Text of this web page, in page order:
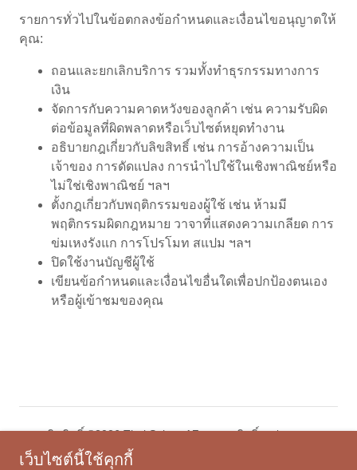
รายการทั่วไปในข้อตกลงข้อกำหนดและเงื่อนไขอนุญาตให้
คุณ:
ถอนและยกเลิกบริการ รวมทั้งทำธุรกรรมทางการ
เงิน
จัดการกับความคาดหวังของลูกค้า เช่น ความรับผิด
ต่อข้อมูลที่ผิดพลาดหรือเว็บไซต์หยุดทำงาน
อธิบายกฎเกี่ยวกับลิขสิทธิ์ เช่น การอ้างความเป็น
เจ้าของ การดัดแปลง การนำไปใช้ในเชิงพาณิชย์หรือ
ไม่ใช่เชิงพาณิชย์ ฯลฯ
ตั้งกฎเกี่ยวกับพฤติกรรมของผู้ใช้ เช่น ห้ามมี
พฤติกรรมผิดกฎหมาย วาจาที่แสดงความเกลียด การ
ข่มเหงรังแก การโปรโมท สแปม ฯลฯ
ปิดใช้งานบัญชีผู้ใช้
เขียนข้อกำหนดและเงื่อนไขอื่นใดเพื่อปกป้องตนเอง
หรือผู้เข้าชมของคุณ
ลิขสิทธิ์ ©2026 Thai Spices AZ - สงวนสิทธิ์ทุกประการ
เว็บไซต์นี้ใช้คุกกี้